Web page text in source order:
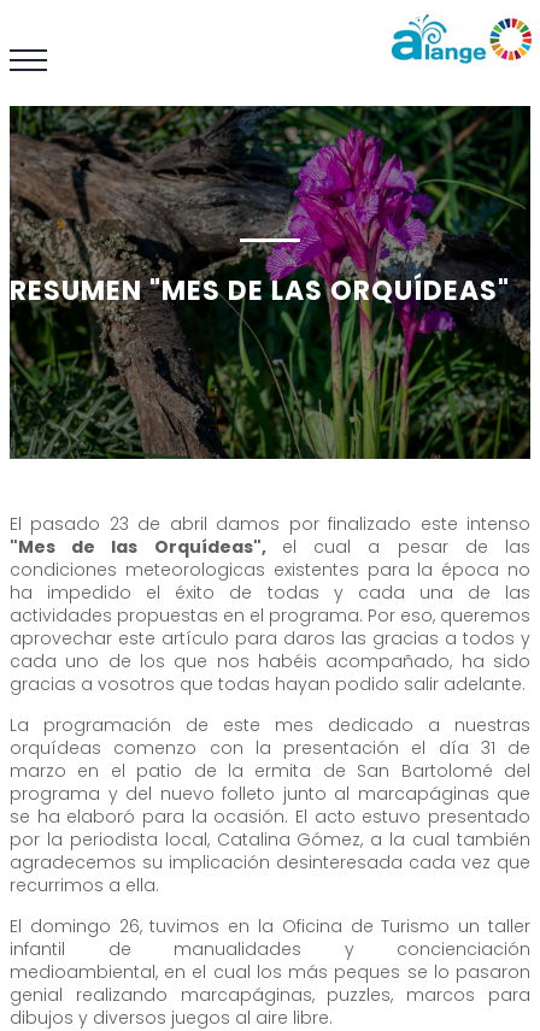
RESUMEN "MES DE LAS ORQUÍDEAS"
El pasado 23 de abril damos por finalizado este intenso
"Mes de las Orquídeas", el cual a pesar de las
condiciones meteorologicas existentes para la época no
ha impedido el éxito de todas y cada una de las
actividades propuestas en el programa. Por eso, queremos
aprovechar este artículo para daros las gracias a todos y
cada uno de los que nos habéis acompañado, ha sido
gracias a vosotros que todas hayan podido salir adelante.
La programación de este mes dedicado a nuestras
orquídeas comenzo con la presentación el día 31 de
marzo en el patio de la ermita de San Bartolomé del
programa y del nuevo folleto junto al marcapáginas que
se ha elaboró para la ocasión. El acto estuvo presentado
por la periodista local, Catalina Gómez, a la cual también
agradecemos su implicación desinteresada cada vez que
recurrimos a ella.
El domingo 26, tuvimos en la Oficina de Turismo un taller
infantil de manualidades y concienciación
medioambiental, en el cual los más peques se lo pasaron
genial realizando marcapáginas, puzzles, marcos para
dibujos y diversos juegos al aire libre.